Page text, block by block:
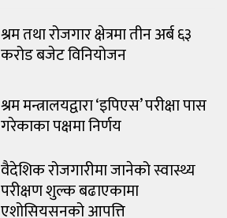
श्रम तथा रोजगार क्षेत्रमा तीन अर्ब ६३
करोड बजेट विनियोजन
श्रम मन्त्रालयद्वारा ‘इपिएस’ परीक्षा पास
गरेकाका पक्षमा निर्णय
वैदेशिक रोजगारीमा जानेको स्वास्थ्य
परीक्षण शुल्क बढाएकामा
एशोसियसनको आपत्ति